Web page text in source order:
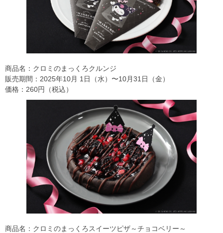
商品名：クロミのまっくろクルンジ
販売期間：2025年10⽉ 1⽇（水）〜10月31日（金）
価格：260円（税込）
商品名：クロミのまっくろスイーツピザ～チョコベリー～